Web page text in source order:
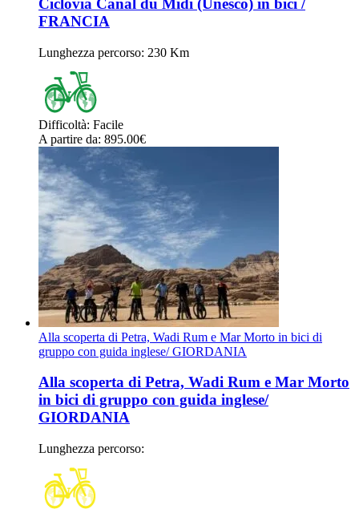
Ciclovia Canal du Midi (Unesco) in bici /
FRANCIA
Lunghezza percorso: 230 Km
Difficoltà: Facile
A partire da: 895.00€
Alla scoperta di Petra, Wadi Rum e Mar Morto in bici di
gruppo con guida inglese/ GIORDANIA
Alla scoperta di Petra, Wadi Rum e Mar Morto
in bici di gruppo con guida inglese/
GIORDANIA
Lunghezza percorso: